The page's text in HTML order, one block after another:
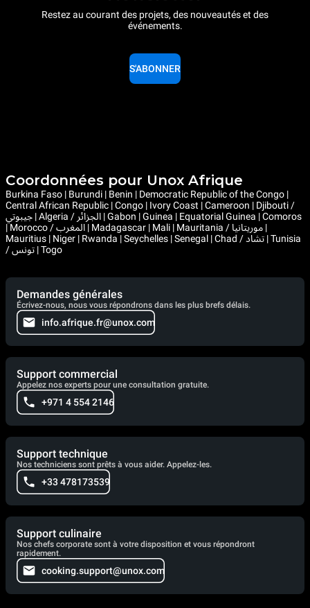
Restez au courant des projets, des nouveautés et des
événements.
S'ABONNER
Coordonnées pour Unox Afrique
Burkina Faso | Burundi | Benin | Democratic Republic of the Congo |
Central African Republic | Congo | Ivory Coast | Cameroon | Djibouti /
جيبوتي | Algeria / الجزائر | Gabon | Guinea | Equatorial Guinea | Comoros
| Morocco / المغرب | Madagascar | Mali | Mauritania / موريتانيا |
Mauritius | Niger | Rwanda | Seychelles | Senegal | Chad / تشاد | Tunisia
/ تونس | Togo
Demandes générales
Écrivez-nous, nous vous répondrons dans les plus brefs délais.
info.afrique.fr@unox.com
Support commercial
Appelez nos experts pour une consultation gratuite.
+971 4 554 2146
Support technique
Nos techniciens sont prêts à vous aider. Appelez-les.
+33 478173539
Support culinaire
Nos chefs corporate sont à votre disposition et vous répondront
rapidement.
cooking.support@unox.com